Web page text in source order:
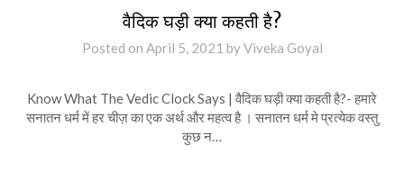
वैदिक घड़ी क्या कहती है?
Posted on April 5, 2021 byViveka Goyal
Know What The Vedic Clock Says | वैदिक घड़ी क्या कहती है?- हमारे
सनातन धर्म में हर चीज़ का एक अर्थ और महत्व है । सनातन धर्म मे प्रत्येक वस्तु
कुछ न…